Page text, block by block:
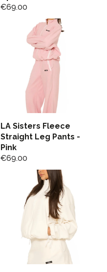
€69.00
LA Sisters Fleece
Straight Leg Pants -
Pink
€69.00